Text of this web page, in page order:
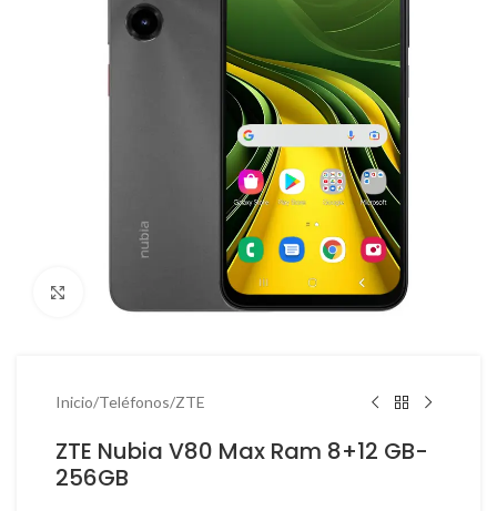
Haga Click para agrandar
Inicio/Teléfonos/ZTE
ZTE Nubia V80 Max Ram 8+12 GB-
256GB